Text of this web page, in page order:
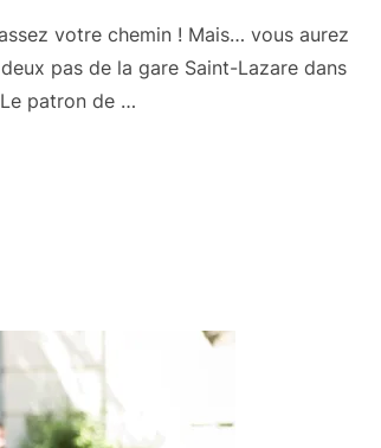
votre chemin ! Mais… vous aurez
pas de la gare Saint-Lazare dans
patron de …
BISTROT À L’ANCIENNE DE PARIS »